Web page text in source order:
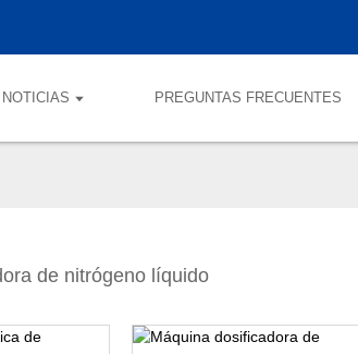
NOTICIAS PREGUNTAS FRECUENTES
de nitrógeno líquido